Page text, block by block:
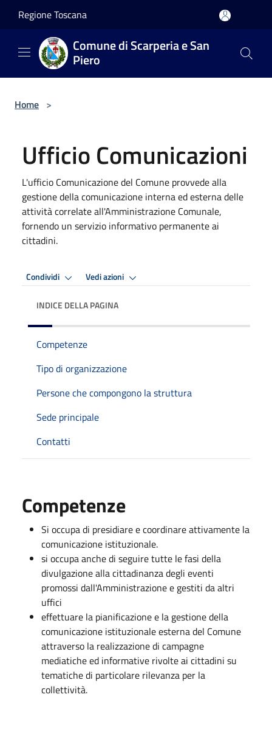
Regione Toscana
Comune di Scarperia e San
Piero
Home >
Ufficio Comunicazioni
L'ufficio Comunicazione del Comune provvede alla
gestione della comunicazione interna ed esterna delle
attività correlate all'Amministrazione Comunale,
fornendo un servizio informativo permanente ai
cittadini.
Condividi Vedi azioni
INDICE DELLA PAGINA
Competenze
Tipo di organizzazione
Persone che compongono la struttura
Sede principale
Contatti
Competenze
Si occupa di presidiare e coordinare attivamente la
comunicazione istituzionale.
si occupa anche di seguire tutte le fasi della
divulgazione alla cittadinanza degli eventi
promossi dall'Amministrazione e gestiti da altri
uffici
effettuare la pianificazione e la gestione della
comunicazione istituzionale esterna del Comune
attraverso la realizzazione di campagne
mediatiche ed informative rivolte ai cittadini su
tematiche di particolare rilevanza per la
collettività.